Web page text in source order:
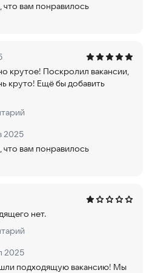
что вам понравилось
крутое! Поскролил вакансии,
круто! Ещё бы добавить
2025
что вам понравилось
нет.
2025
подходящую вакансию! Мы